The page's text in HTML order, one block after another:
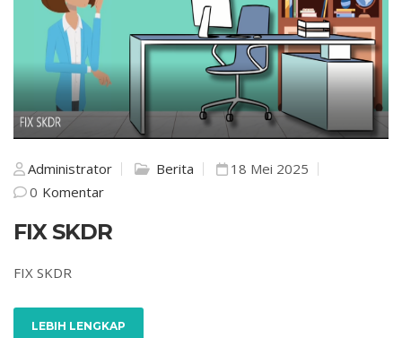
Administrator Berita
18 Mei 2025
0 Komentar
FIX SKDR
FIX SKDR
LEBIH LENGKAP